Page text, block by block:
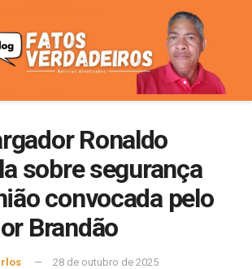
Ronaldo
sobre segurança
convocada pelo
Brandão
28 de outubro de 2025